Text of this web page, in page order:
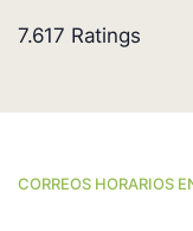
7.617 Ratings
CORREOS HORARIOS